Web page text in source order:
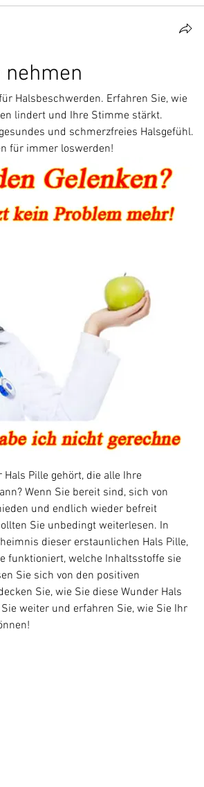
Halsbeschwerden. Erfahren Sie, wie
lindert und Ihre Stimme stärkt.
und schmerzfreies Halsgefühl.
für immer loswerden!
Pille gehört, die alle Ihre
Wenn Sie bereit sind, sich von
und endlich wieder befreit
Sie unbedingt weiterlesen. In
dieser erstaunlichen Hals Pille,
funktioniert, welche Inhaltsstoffe sie
Sie sich von den positiven
Sie, wie Sie diese Wunder Hals
weiter und erfahren Sie, wie Sie Ihr